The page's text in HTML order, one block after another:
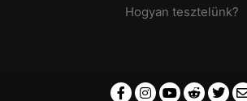
Hogyan tesztelünk?